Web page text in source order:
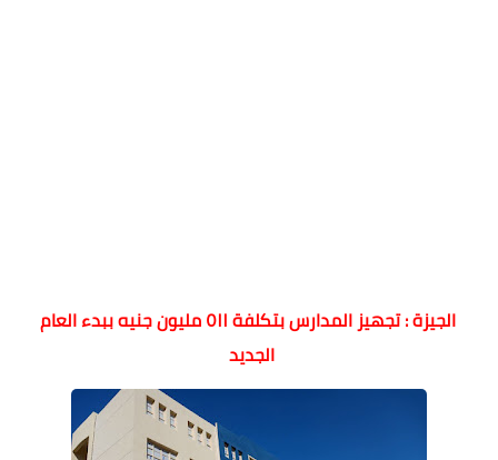
الجيزة : تجهيز المدارس بتكلفة ٥١١ مليون جنيه ببدء العام
الجديد